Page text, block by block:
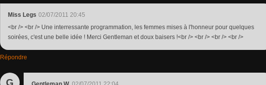
Miss Legs 02/07/2011 20:45
<br /> <br /> Une interressante programmation, les femmes mises à l'honneur pour quelques
soirées, c'est une belle idée ! Merci Gentleman et doux baisers !<br /> <br /> <br /> <br />
Répondre
G